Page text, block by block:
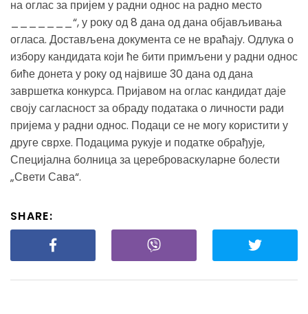
на оглас за пријем у радни однос на радно место
_______“, у року од 8 дана од дана објављивања
огласа. Достављена документа се не враћају. Одлука о
избору кандидата који ће бити примљени у радни однос
биће донета у року од највише 30 дана од дана
завршетка конкурса. Пријавом на оглас кандидат даје
своју сагласност за обраду података о личности ради
пријема у радни однос. Подаци се не могу користити у
друге сврхе. Подацима рукује и податке обрађује,
Специјална болница за цереброваскуларне болести
„Свети Сава“.
SHARE: